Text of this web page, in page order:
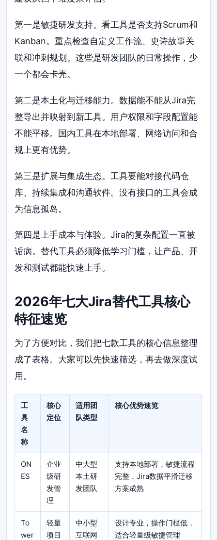
第一是敏捷研发支持。看工具是否支持Scrum和
Kanban。重点检查自定义工作流、史诗故事关
联和冲刺规划。这些是研发团队的日常操作，少
一个都会卡壳。
第二是本土化与迁移能力。数据能不能从Jira完
整导出并映射到新工具。用户权限和字段配置能
不能平移。国内工具在本地部署、网络访问和合
规上更有优势。
第三是扩展与集成生态。工具要能对接代码仓
库、持续集成和沟通软件。没有接口的工具会成
为信息孤岛。
第四是上手成本与体验。Jira的复杂配置一直被
诟病。替代工具必须降低学习门槛，让产品、开
发和测试都能快速上手。
2026年七大Jira替代工具核心
特征速览
为了方便对比，我们把七款工具的核心信息整理
成了表格。大家可以先快速筛选，再去做深度试
用。
工
具
名
称
核心
定位
适用团
队类型
核心优势速览
ON
ES
企业
级研
发管
理
中大型
本土研
发团队
支持本地部署，敏捷流程
完整，Jira数据平滑迁移
方案成熟
To
wer
轻量
项目
中小型
互联网
设计专业，操作门槛低，
适合轻量级敏捷管理